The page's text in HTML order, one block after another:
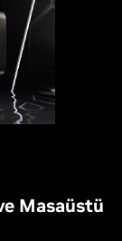
Masaüstü